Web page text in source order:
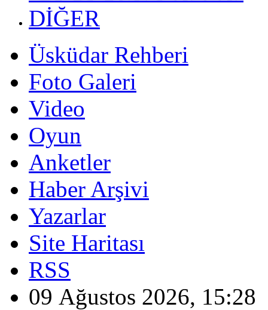
DİĞER
Üsküdar Rehberi
Foto Galeri
Video
Oyun
Anketler
Haber Arşivi
Yazarlar
Site Haritası
RSS
09 Ağustos 2026, 15:28